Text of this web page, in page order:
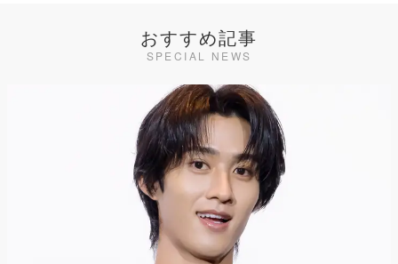
おすすめ記事
SPECIAL NEWS